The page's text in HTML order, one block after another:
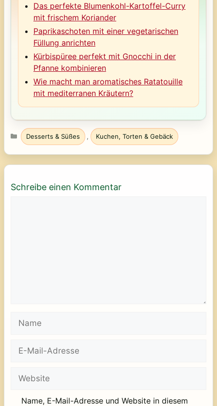
Das perfekte Blumenkohl-Kartoffel-Curry
mit frischem Koriander
Paprikaschoten mit einer vegetarischen
Füllung anrichten
Kürbispüree perfekt mit Gnocchi in der
Pfanne kombinieren
Wie macht man aromatisches Ratatouille
mit mediterranen Kräutern?
Kategorien
Desserts & Süßes , Kuchen, Torten & Gebäck
Schreibe einen Kommentar
Mail-
Name, E-Mail-Adresse und Website in diesem